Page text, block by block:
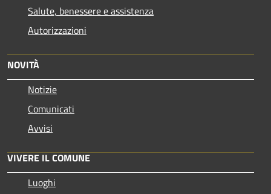
Salute, benessere e assistenza
Autorizzazioni
NOVITÀ
Notizie
Comunicati
Avvisi
VIVERE IL COMUNE
Luoghi